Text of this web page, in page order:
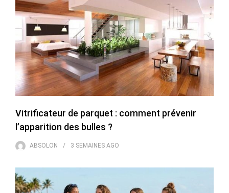
Vitrificateur de parquet : comment prévenir
l’apparition des bulles ?
ABSOLON 3 SEMAINES AGO